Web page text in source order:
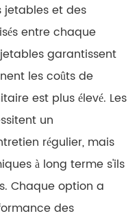
jetables et des
entre chaque
garantissent
les coûts de
est plus élevé. Les
un
régulier, mais
à long terme s'ils
Chaque option a
des